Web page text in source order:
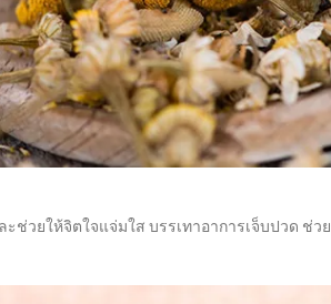
วยให้จิตใจแจ่มใส บรรเทาอาการเจ็บปวด ช่